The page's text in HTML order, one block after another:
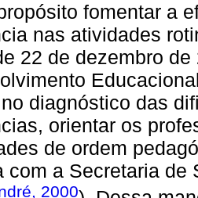
fomentar a
nas atividades
22 de dezembro
diagnóstico das
orientar os
de ordem
com a Secretaria de
2000